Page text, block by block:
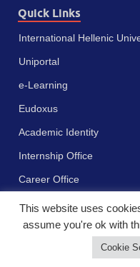
Quick Links
International Hellenic
Uniportal
e-Learning
Eudoxus
Academic Identity
Internship Office
Career Office
Πνευματικά δικαιώματα ©
This website uses
assume you're ok with
Cookie